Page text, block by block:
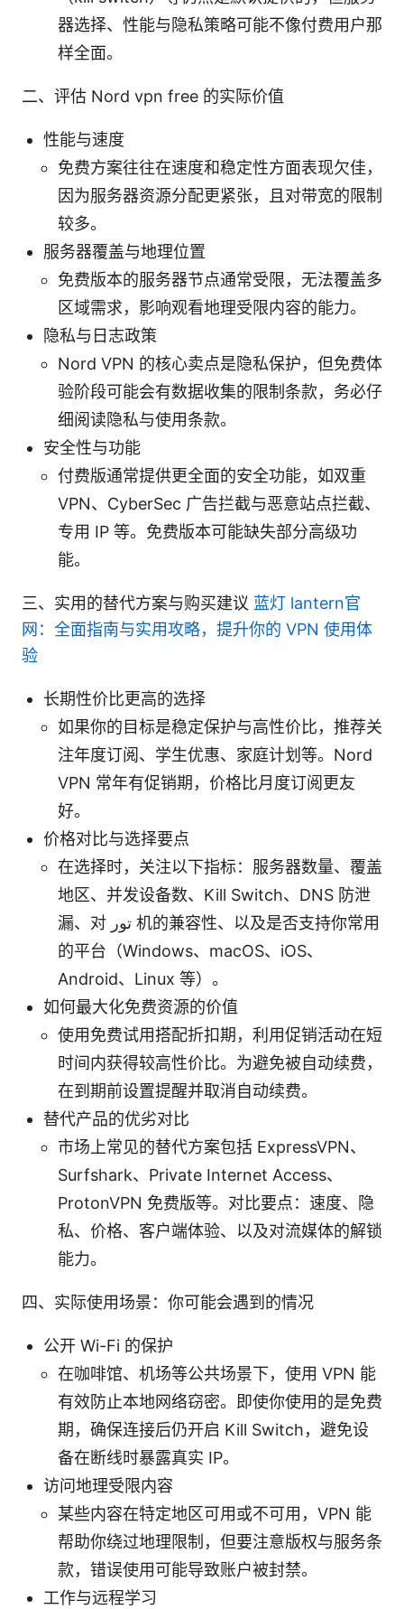
器选择、性能与隐私策略可能不像付费用户那
样全面。
二、评估 Nord vpn free 的实际价值
性能与速度
免费方案往往在速度和稳定性方面表现欠佳，
因为服务器资源分配更紧张，且对带宽的限制
较多。
服务器覆盖与地理位置
免费版本的服务器节点通常受限，无法覆盖多
区域需求，影响观看地理受限内容的能力。
隐私与日志政策
Nord VPN 的核心卖点是隐私保护，但免费体
验阶段可能会有数据收集的限制条款，务必仔
细阅读隐私与使用条款。
安全性与功能
付费版通常提供更全面的安全功能，如双重
VPN、CyberSec 广告拦截与恶意站点拦截、
专用 IP 等。免费版本可能缺失部分高级功
能。
三、实用的替代方案与购买建议 蓝灯 lantern官
网：全面指南与实用攻略，提升你的 VPN 使用体
验
长期性价比更高的选择
如果你的目标是稳定保护与高性价比，推荐关
注年度订阅、学生优惠、家庭计划等。Nord
VPN 常年有促销期，价格比月度订阅更友
好。
价格对比与选择要点
在选择时，关注以下指标：服务器数量、覆盖
地区、并发设备数、Kill Switch、DNS 防泄
漏、对 تور 机的兼容性、以及是否支持你常用
的平台（Windows、macOS、iOS、
Android、Linux 等）。
如何最大化免费资源的价值
使用免费试用搭配折扣期，利用促销活动在短
时间内获得较高性价比。为避免被自动续费，
在到期前设置提醒并取消自动续费。
替代产品的优劣对比
市场上常见的替代方案包括 ExpressVPN、
Surfshark、Private Internet Access、
ProtonVPN 免费版等。对比要点：速度、隐
私、价格、客户端体验、以及对流媒体的解锁
能力。
四、实际使用场景：你可能会遇到的情况
公开 Wi-Fi 的保护
在咖啡馆、机场等公共场景下，使用 VPN 能
有效防止本地网络窃密。即使你使用的是免费
期，确保连接后仍开启 Kill Switch，避免设
备在断线时暴露真实 IP。
访问地理受限内容
某些内容在特定地区可用或不可用，VPN 能
帮助你绕过地理限制，但要注意版权与服务条
款，错误使用可能导致账户被封禁。
工作与远程学习